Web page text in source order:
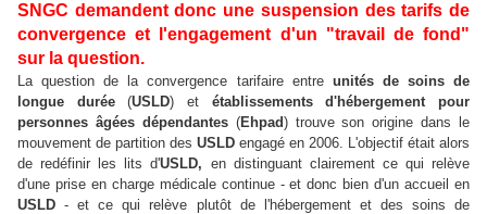
SNGC demandent donc une suspension des tarifs de
convergence et l'engagement d'un "travail de fond"
sur la question.
La question de la convergence tarifaire entre unités de soins de
longue durée(USLD) et établissements d'hébergement pour
personnes âgées dépendantes(Ehpad) trouve son origine dans le
mouvement de partition des USLD engagé en 2006. L'objectif était alors
de redéfinir les lits d'USLD, en distinguant clairement ce qui relève
d'une prise en charge médicale continue - et donc bien d'un accueil en
USLD- et ce qui relève plutôt de l'hébergement et des soins de